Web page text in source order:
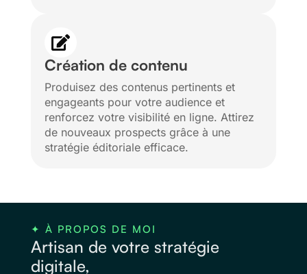

Création de contenu
Produisez des contenus pertinents et
engageants pour votre audience et
renforcez votre visibilité en ligne. Attirez
de nouveaux prospects grâce à une
stratégie éditoriale efficace.
✦ À PROPOS DE MOI
Artisan de votre stratégie
digitale,